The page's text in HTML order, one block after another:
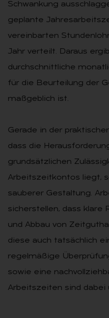
Schwankung
geplante
vereinbarten
Jahr verteilt. Daraus
durchschnittliche
für die Beurteilung der
maßgeblich ist.
Gerade in der
dass die
grundsätzlichen
Arbeitszeitkontos liegt,
sauberer Gestaltung.
sicherstellen, dass klare
und Abbau von
diese auch tatsächlich
regelmäßige
sowie eine
Arbeitszeiten sind dabei